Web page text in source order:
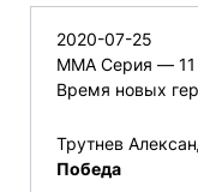
2020-07-25
ММА Серия — 11
Время новых
Трутнев
Победа